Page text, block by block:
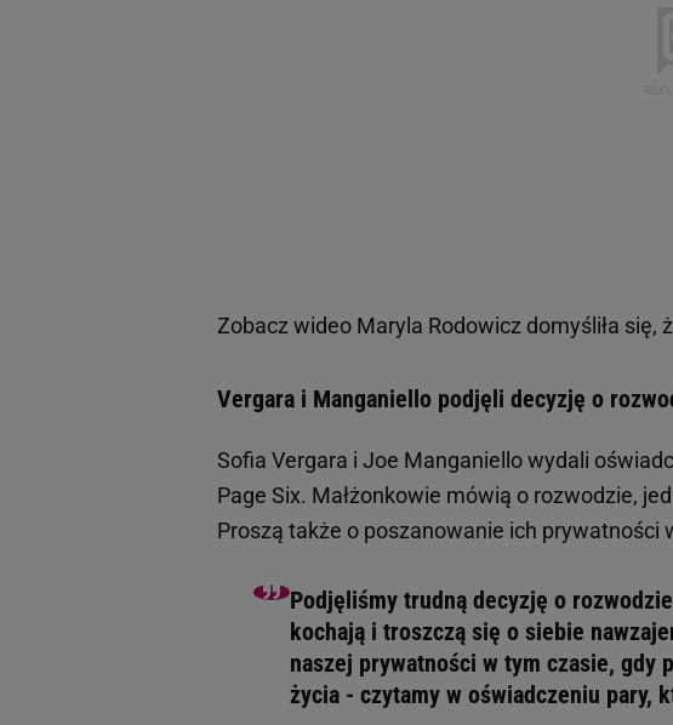
Zobacz wideo Maryla Rodowicz domyśliła się,
Vergara i Manganiello podjęli decyzję o
Sofia Vergara i Joe Manganiello wydali
Page Six. Małżonkowie mówią o rozwodzie,
Proszą także o poszanowanie ich prywatności
Podjęliśmy trudną decyzję o
kochają i troszczą się o siebie
naszej prywatności w tym czasie, gdy
życia - czytamy w oświadczeniu pary,